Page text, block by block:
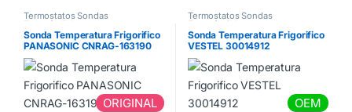
Termostatos Sondas
Termofusibles
Sonda Temperatura Frigorifico
PANASONIC CNRAG-163190
ORIGINAL
Termostatos Sondas
Termofusibles
Sonda Temperatura Frigorifico
VESTEL 30014912
OEM